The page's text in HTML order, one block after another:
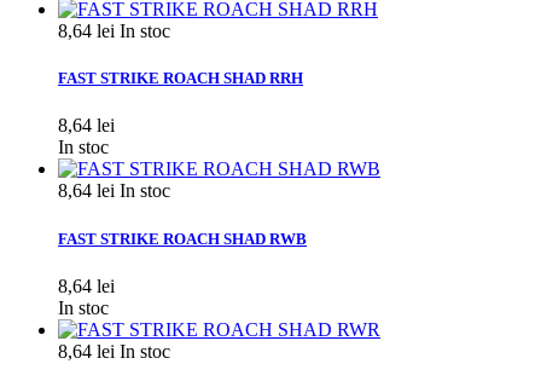
8,64 lei In stoc
FAST STRIKE ROACH SHAD RRH
8,64 lei
In stoc
8,64 lei In stoc
FAST STRIKE ROACH SHAD RWB
8,64 lei
In stoc
8,64 lei In stoc